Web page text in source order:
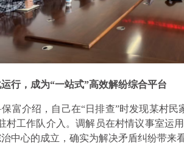
行，成为“一站式”高效解纷综合平台
富介绍，自己在“日排查”时发现某村
村工作队介入。调解员在村情议事室运
中心的成立，确实为解决矛盾纠纷带来